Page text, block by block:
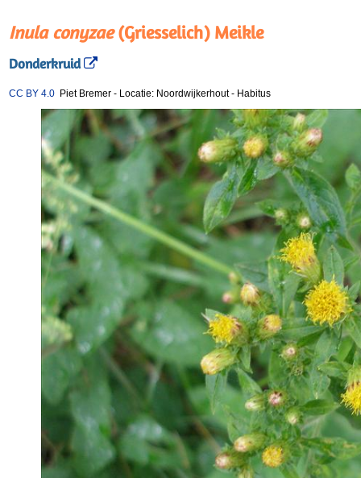
Inula conyzae(Griesselich) Meikle
Donderkruid
CC BY 4.0 Piet Bremer - Locatie: Noordwijkerhout- Habitus